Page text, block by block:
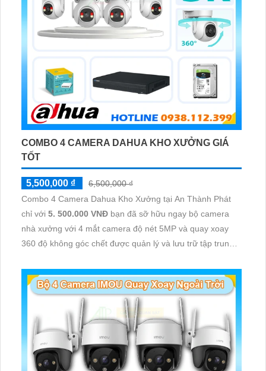
COMBO 4 CAMERA DAHUA KHO XƯỞNG GIÁ
TỐT
5,500,000 ₫
6,500,000 ₫
Combo 4 Camera Dahua Kho Xưởng tại An Thành Phát
chỉ với 5. 500.000 VNĐ bạn đã sỡ hữu ngay bộ camera
nhà xưởng với 4 mắt camera độ nét 5MP và quay xoay
360 độ không góc chết được quản lý và lưu trữ tập trung